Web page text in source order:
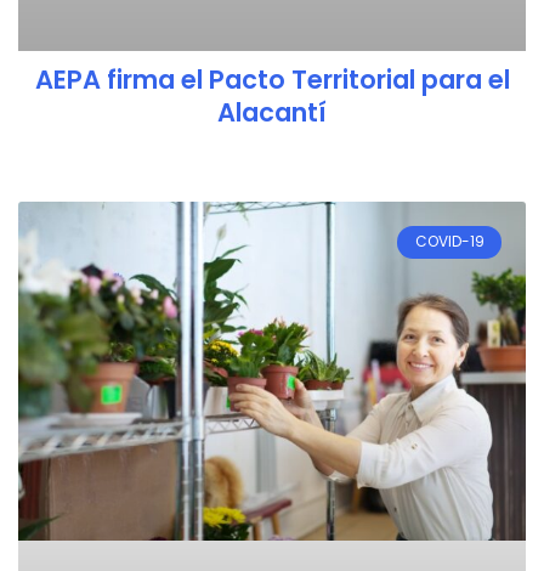
AEPA firma el Pacto Territorial para el
Alacantí
COVID-19